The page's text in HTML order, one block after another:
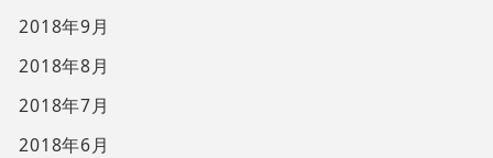
2018年9月
2018年8月
2018年7月
2018年6月